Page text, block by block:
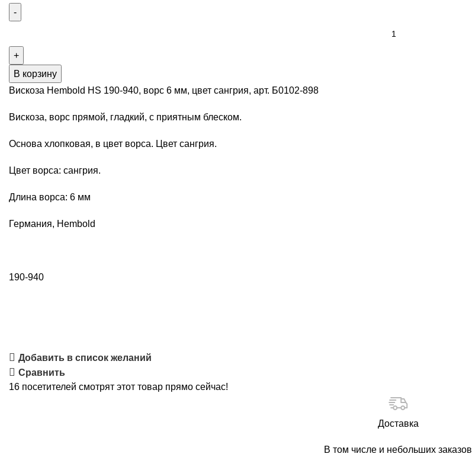
Вискоза
Hembold
HS
940,
6
цвет
сангрия,
Б0102-
В корзину
Вискоза Hembold HS 190-940, ворс 6 мм, цвет сангрия, арт. Б0102-898
Вискоза, ворс прямой, гладкий, с приятным блеском.
Основа хлопковая, в цвет ворса. Цвет сангрия.
Цвет ворса: сангрия.
Длина ворса: 6 мм
Германия, Hembold
190-940
Добавить в список желаний
Сравнить
16 посетителей смотрят этот товар прямо сейчас!
Доставка
В том числе и небольших заказов